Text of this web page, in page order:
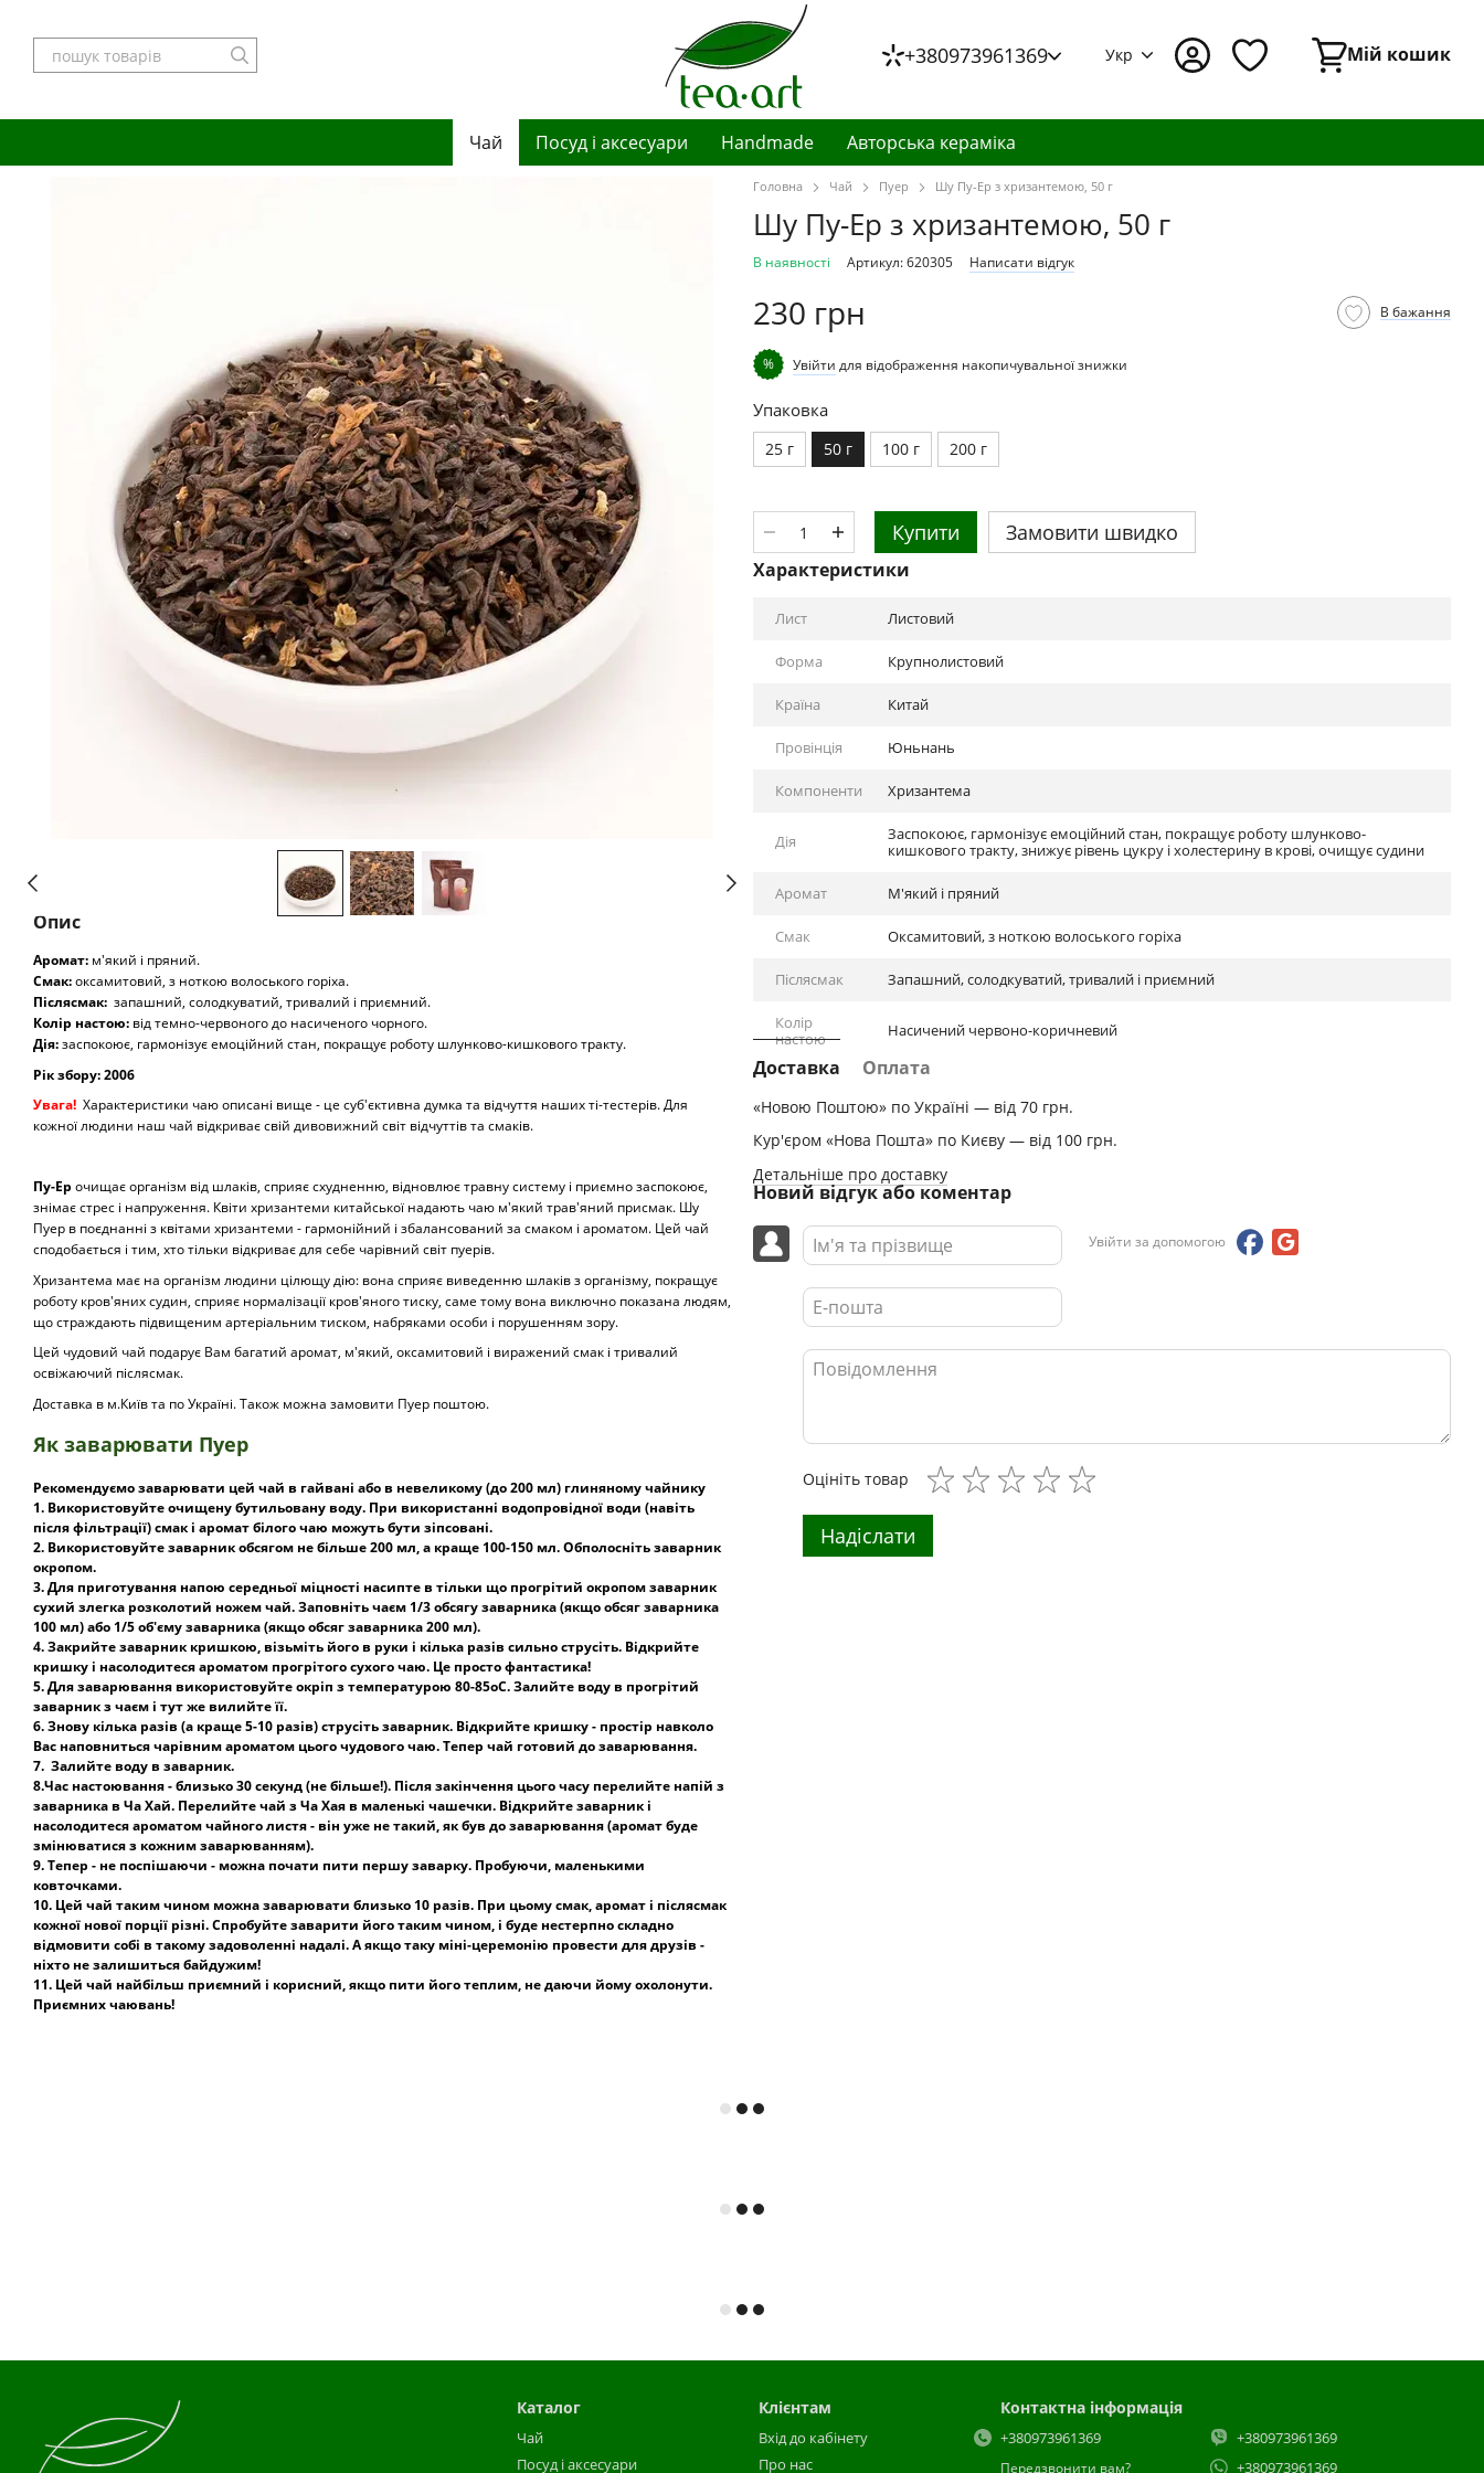
+380973961369 Укр Мій кошик
Чай Посуд і аксесуари Handmade Авторська кераміка
Опис
Аромат: м'який і пряний.
Смак:оксамитовий, з ноткою волоського горіха.
Післясмак: запашний, солодкуватий, тривалий і приємний.
Колір настою: від темно-червоного до насиченого чорного.
Дія:заспокоює, гармонізує емоційний стан, покращує роботу шлунково-кишкового тракту.
Рік збору: 2006
Увага! Характеристики чаю описані вище - це суб'єктивна думка та відчуття наших ті-тестерів. Для
кожної людини наш чай відкриває свій дивовижний світ відчуттів та смаків.
Пу-Ер очищає організм від шлаків, сприяє схудненню, відновлює травну систему і приємно заспокоює,
знімає стрес і напруження. Квіти хризантеми китайської надають чаю м'який трав'яний присмак. Шу
Пуер в поєднанні з квітами хризантеми - гармонійний і збалансований за смаком і ароматом. Цей чай
сподобається і тим, хто тільки відкриває для себе чарівний світ пуерів.
Хризантема має на організм людини цілющу дію: вона сприяє виведенню шлаків з організму, покращує
роботу кров'яних судин, сприяє нормалізації кров'яного тиску, саме тому вона виключно показана людям,
що страждають підвищеним артеріальним тиском, набряками особи і порушенням зору.
Цей чудовий чай подарує Вам багатий аромат, м'який, оксамитовий і виражений смак і тривалий
освіжаючий післясмак.
Доставка в м.Київ та по Україні. Також можна замовити Пуер поштою.
Як заварювати Пуер
Рекомендуємо заварювати цей чай в гайвані або в невеликому (до 200 мл) глиняному чайнику
1. Використовуйте очищену бутильовану воду. При використанні водопровідної води (навіть
після фільтрації) смак і аромат білого чаю можуть бути зіпсовані.
2. Використовуйте заварник обсягом не більше 200 мл, а краще 100-150 мл. Обполосніть заварник
окропом.
3. Для приготування напою середньої міцності насипте в тільки що прогрітий окропом заварник
сухий злегка розколотий ножем чай. Заповніть чаєм 1/3 обсягу заварника (якщо обсяг заварника
100 мл) або 1/5 об'єму заварника (якщо обсяг заварника 200 мл).
4. Закрийте заварник кришкою, візьміть його в руки і кілька разів сильно струсіть. Відкрийте
кришку і насолодитеся ароматом прогрітого сухого чаю. Це просто фантастика!
5. Для заварювання використовуйте окріп з температурою 80-85оС. Залийте воду в прогрітий
заварник з чаєм і тут же вилийте її.
6. Знову кілька разів (а краще 5-10 разів) струсіть заварник. Відкрийте кришку - простір навколо
Вас наповниться чарівним ароматом цього чудового чаю. Тепер чай готовий до заварювання.
7. Залийте воду в заварник.
8.Час настоювання - близько 30 секунд (не більше!). Після закінчення цього часу перелийте напій з
заварника в Ча Хай. Перелийте чай з Ча Хая в маленькі чашечки. Відкрийте заварник і
насолодитеся ароматом чайного листя - він уже не такий, як був до заварювання (аромат буде
змінюватися з кожним заварюванням).
9. Тепер - не поспішаючи - можна почати пити першу заварку. Пробуючи, маленькими
ковточками.
10. Цей чай таким чином можна заварювати близько 10 разів. При цьому смак, аромат і післясмак
кожної нової порції різні. Спробуйте заварити його таким чином, і буде нестерпно складно
відмовити собі в такому задоволенні надалі. А якщо таку міні-церемонію провести для друзів -
ніхто не залишиться байдужим!
11. Цей чай найбільш приємний і корисний, якщо пити його теплим, не даючи йому охолонути.
Приємних чаювань!
Головна Чай Пуер Шу Пу-Ер з хризантемою, 50 г
Шу Пу-Ер з хризантемою, 50 г
В наявності Артикул: 620305 Написати відгук
230 грн В бажання
% Увійти для відображення накопичувальної знижки
Упаковка
25 г 50 г 100 г 200 г
Купити Замовити швидко
Характеристики
Лист Листовий
Форма Крупнолистовий
Країна Китай
Провінція Юньнань
Компоненти Хризантема
Дія
Заспокоює, гармонізує емоційний стан, покращує роботу шлунково-
кишкового тракту, знижує рівень цукру і холестерину в крові, очищує судини
Аромат М'який і пряний
Смак Оксамитовий, з ноткою волоського горіха
Післясмак Запашний, солодкуватий, тривалий і приємний
Колір
настою
Насичений червоно-коричневий
Доставка Оплата
«Новою Поштою» по Україні — від 70 грн.
Кур'єром «Нова Пошта» по Києву — від 100 грн.
Детальніше про доставку
Новий відгук або коментар
Увійти за допомогою
Оцініть товар
Надіслати
Каталог
Чай
Посуд і аксесуари
Клієнтам
Вхід до кабінету
Про нас
Контактна інформація
+380973961369
Передзвонити вам?
+380973961369
+380973961369